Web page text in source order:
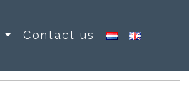
Contact us